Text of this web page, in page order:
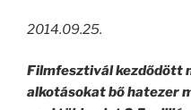
2014.09.25.
Filmfesztivál kezdődött
alkotásokat bő hatezer